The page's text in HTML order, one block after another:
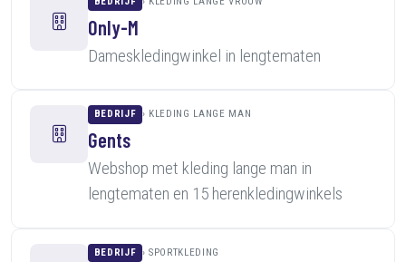
Only-M
Dameskledingwinkel in lengtematen
BEDRIJF KLEDING LANGE MAN
Gents
Webshop met kleding lange man in
lengtematen en 15 herenkledingwinkels
BEDRIJF SPORTKLEDING